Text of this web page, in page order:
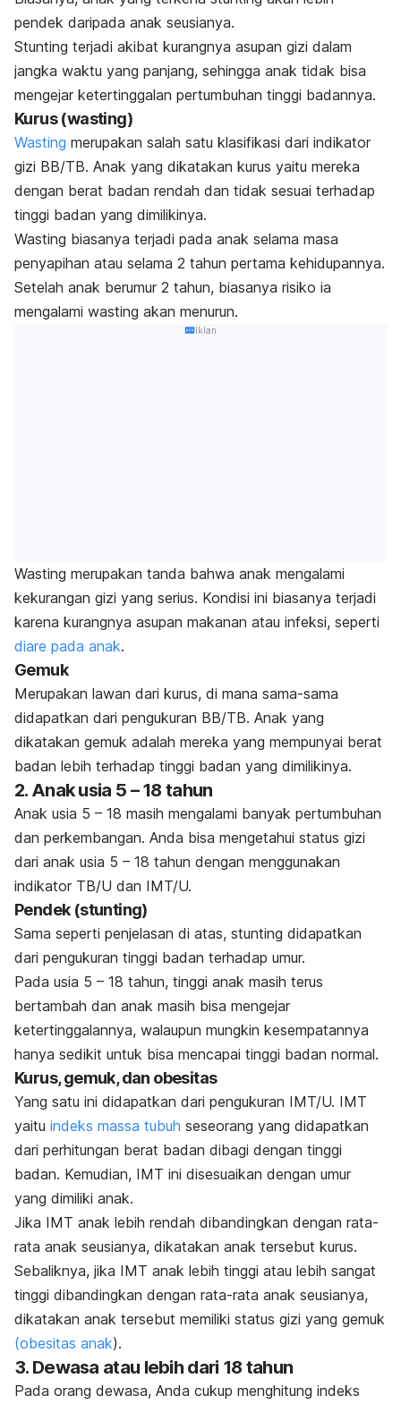
pendek daripada anak seusianya.
Stunting terjadi akibat kurangnya asupan gizi dalam
jangka waktu yang panjang, sehingga anak tidak bisa
mengejar ketertinggalan pertumbuhan tinggi badannya.
Kurus (wasting)
Wasting merupakan salah satu klasifikasi dari indikator
gizi BB/TB. Anak yang dikatakan kurus yaitu mereka
dengan berat badan rendah dan tidak sesuai terhadap
tinggi badan yang dimilikinya.
Wasting biasanya terjadi pada anak selama masa
penyapihan atau selama 2 tahun pertama kehidupannya.
Setelah anak berumur 2 tahun, biasanya risiko ia
mengalami wasting akan menurun.
Iklan
Wasting merupakan tanda bahwa anak mengalami
kekurangan gizi yang serius. Kondisi ini biasanya terjadi
karena kurangnya asupan makanan atau infeksi, seperti
diare pada anak.
Gemuk
Merupakan lawan dari kurus, di mana sama-sama
didapatkan dari pengukuran BB/TB. Anak yang
dikatakan gemuk adalah mereka yang mempunyai berat
badan lebih terhadap tinggi badan yang dimilikinya.
2. Anak usia 5 – 18 tahun
Anak usia 5 – 18 masih mengalami banyak pertumbuhan
dan perkembangan. Anda bisa mengetahui status gizi
dari anak usia 5 – 18 tahun dengan menggunakan
indikator TB/U dan IMT/U.
Pendek (stunting)
Sama seperti penjelasan di atas, stunting didapatkan
dari pengukuran tinggi badan terhadap umur.
Pada usia 5 – 18 tahun, tinggi anak masih terus
bertambah dan anak masih bisa mengejar
ketertinggalannya, walaupun mungkin kesempatannya
hanya sedikit untuk bisa mencapai tinggi badan normal.
Kurus, gemuk, dan obesitas
Yang satu ini didapatkan dari pengukuran IMT/U. IMT
yaitu indeks massa tubuh seseorang yang didapatkan
dari perhitungan berat badan dibagi dengan tinggi
badan. Kemudian, IMT ini disesuaikan dengan umur
yang dimiliki anak.
Jika IMT anak lebih rendah dibandingkan dengan rata-
rata anak seusianya, dikatakan anak tersebut kurus.
Sebaliknya, jika IMT anak lebih tinggi atau lebih sangat
tinggi dibandingkan dengan rata-rata anak seusianya,
dikatakan anak tersebut memiliki status gizi yang gemuk
(obesitas anak).
3. Dewasa atau lebih dari 18 tahun
Pada orang dewasa, Anda cukup menghitung indeks